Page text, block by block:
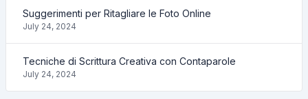
Suggerimenti per Ritagliare le Foto Online
July 24, 2024
Tecniche di Scrittura Creativa con Contaparole
July 24, 2024